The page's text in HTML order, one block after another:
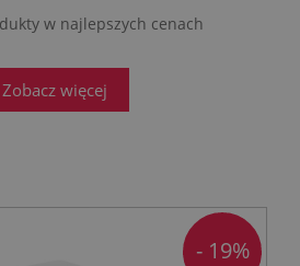
w najlepszych cenach
Zobacz więcej
- 19%